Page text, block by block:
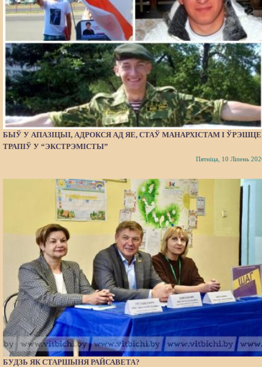
БЫЎ У АПАЗІЦЫІ, АДРОКСЯ АД ЯЕ, СТАЎ МАНАРХІСТАМ І ЎРЭШЦЕ
ТРАПІЎ У “ЭКСТРЭМІСТЫ”
Пятніца, 10 Ліпень
БУДЗЬ ЯК СТАРШЫНЯ РАЙСАВЕТА?